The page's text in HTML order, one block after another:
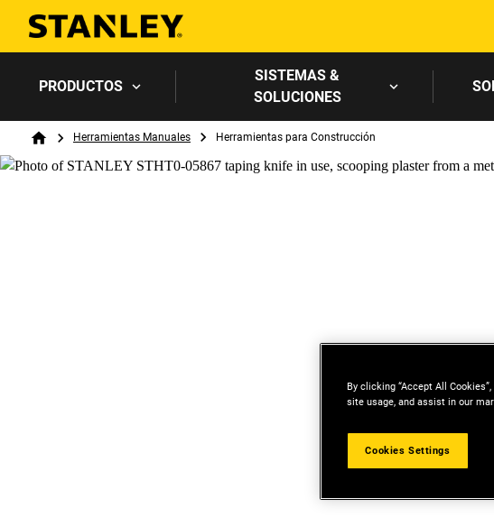
PRODUCTOS
SISTEMAS &
SOLUCIONES
Breadcrumb
HomeHerramientas Manuales Herramientas para Construcción
By clicking “Accept All
site usage, and assist in our
Cookies Settings